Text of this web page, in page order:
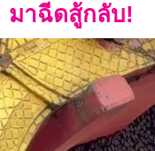
มาฉีดสู้กลับ!